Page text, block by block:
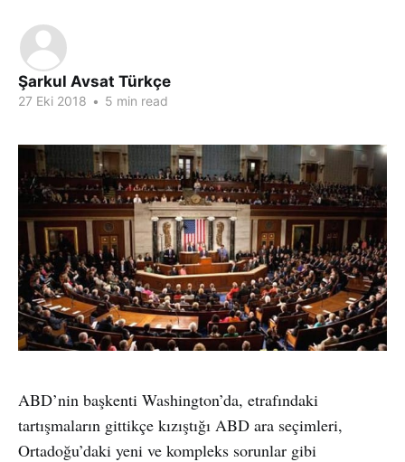
Şarkul Avsat Türkçe
27 Eki 2018 • 5 min read
ABD’nin başkenti Washington’da, etrafındaki
tartışmaların gittikçe kızıştığı ABD ara seçimleri,
Ortadoğu’daki yeni ve kompleks sorunlar gibi